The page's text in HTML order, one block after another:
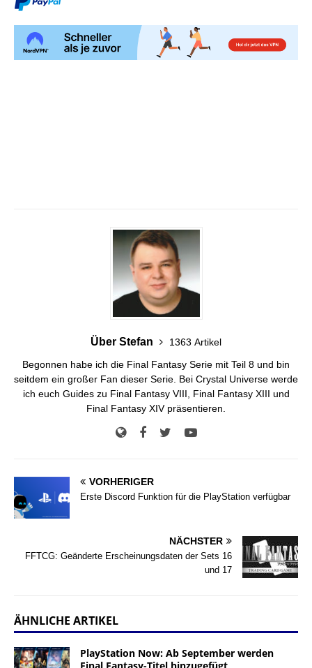
Über Stefan
1363 Artikel
Begonnen habe ich die Final Fantasy Serie mit Teil 8 und bin
seitdem ein großer Fan dieser Serie. Bei Crystal Universe werde
ich euch Guides zu Final Fantasy VIII, Final Fantasy XIII und
Final Fantasy XIV präsentieren.
VORHERIGER
Erste Discord Funktion für die PlayStation verfügbar
NÄCHSTER
FFTCG: Geänderte Erscheinungsdaten der Sets 16
und 17
ÄHNLICHE ARTIKEL
PlayStation Now: Ab September werden